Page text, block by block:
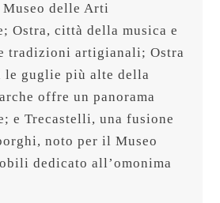
delle Arti
Ostra, città della musica e
tradizioni artigianali; Ostra
le guglie più alte della
offre un panorama
e Trecastelli, una fusione
noto per il Museo
dedicato all’omonima